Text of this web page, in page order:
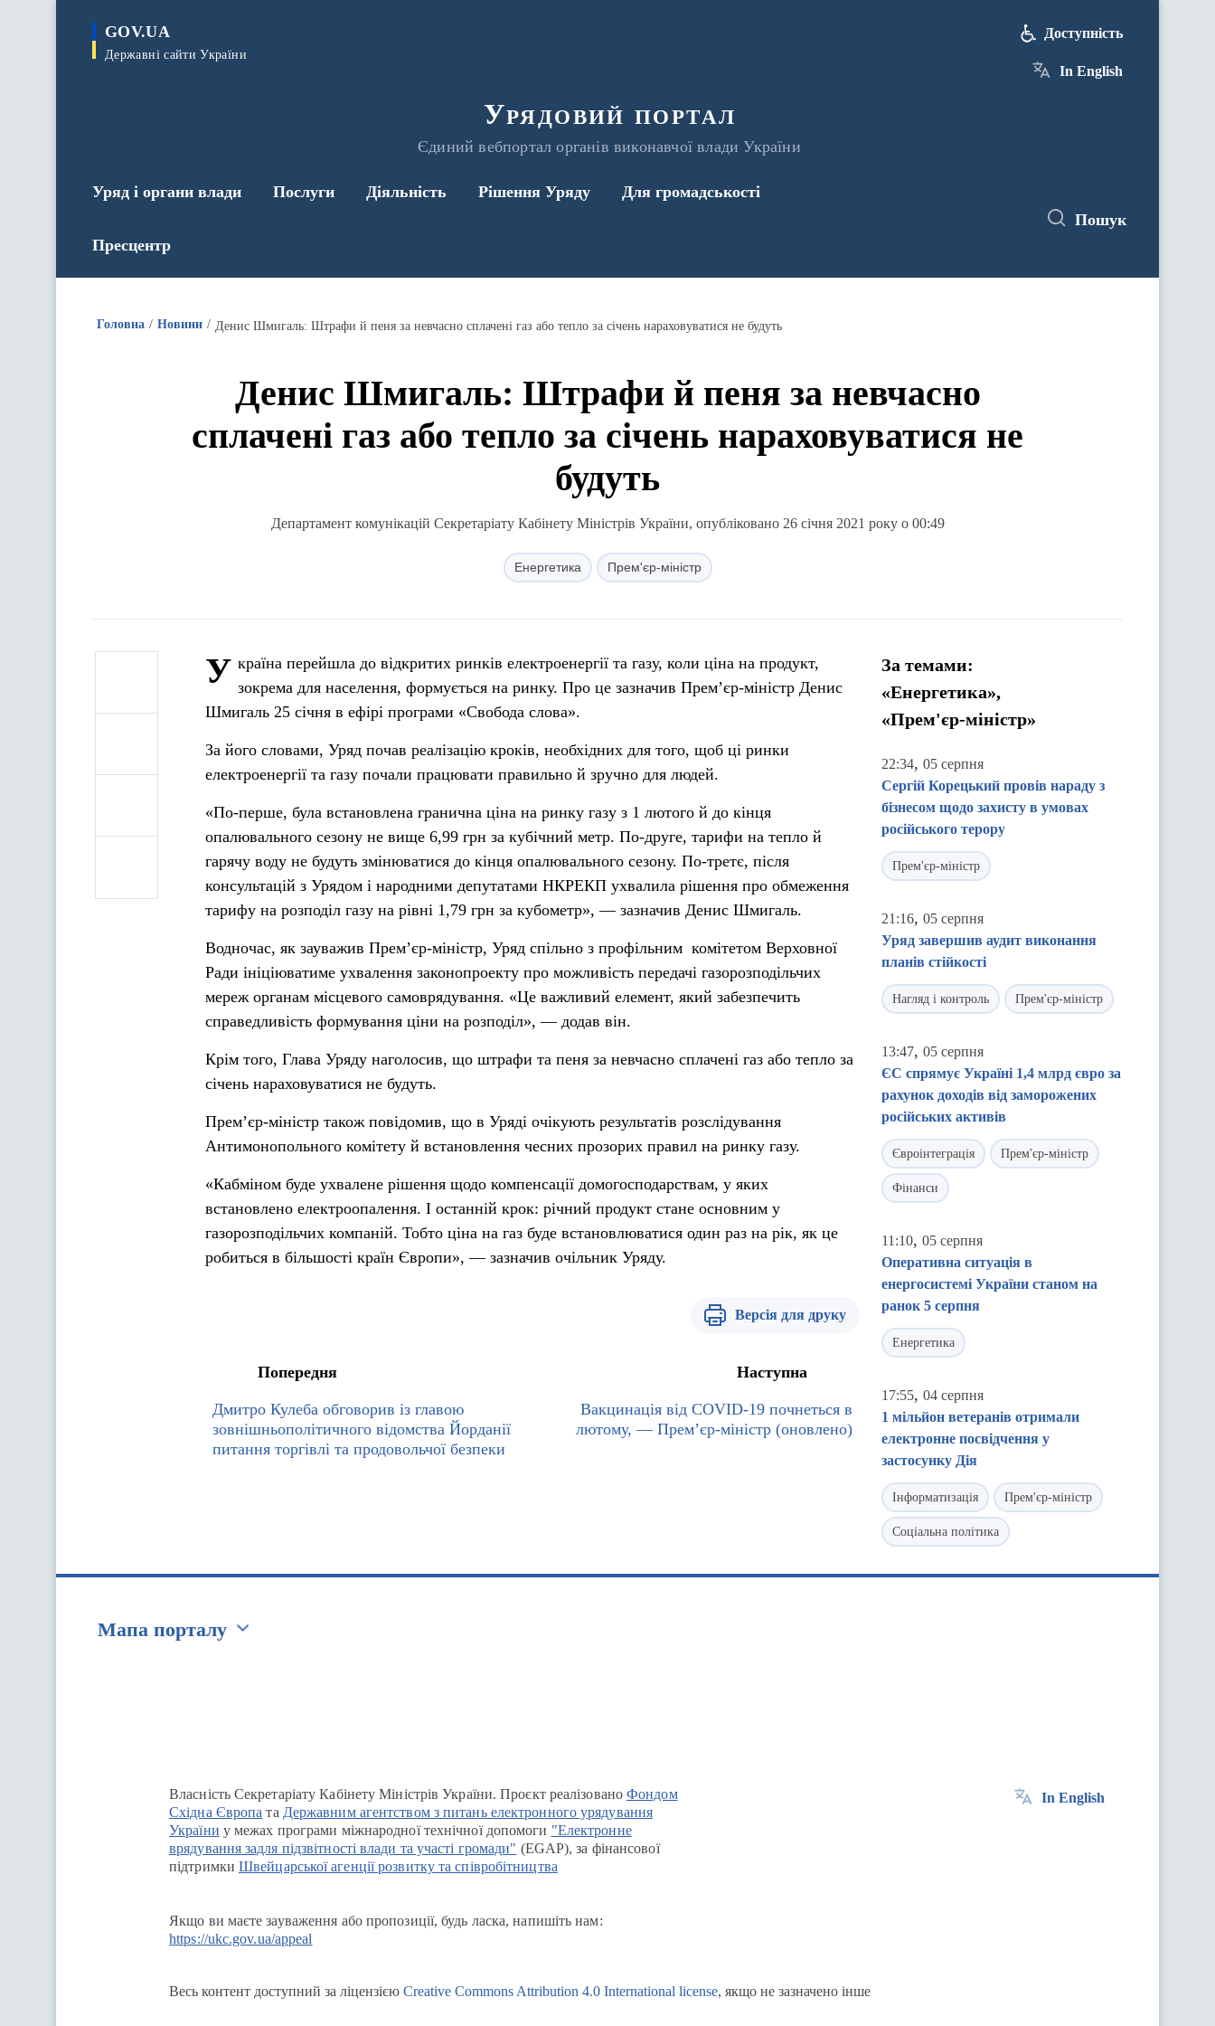
GOV.UA
Державні сайти України
Урядовий портал
Єдиний вебпортал органів виконавчої влади України
Доступність
In English
Уряд і органи влади Послуги Діяльність Рішення Уряду Для громадськості
Пресцентр
Пошук
Головна Новини Денис Шмигаль: Штрафи й пеня за невчасно сплачені газ або тепло за січень нараховуватися не будуть
Денис Шмигаль: Штрафи й пеня за невчасно
сплачені газ або тепло за січень нараховуватися не
будуть
Департамент комунікацій Секретаріату Кабінету Міністрів України, опубліковано 26 січня 2021 року о 00:49
Енергетика Прем'єр-міністр
У країна перейшла до відкритих ринків електроенергії та газу, коли ціна на продукт,
зокрема для населення, формується на ринку. Про це зазначив Прем’єр-міністр Денис
Шмигаль 25 січня в ефірі програми «Свобода слова».
За його словами, Уряд почав реалізацію кроків, необхідних для того, щоб ці ринки
електроенергії та газу почали працювати правильно й зручно для людей.
«По-перше, була встановлена гранична ціна на ринку газу з 1 лютого й до кінця
опалювального сезону не вище 6,99 грн за кубічний метр. По-друге, тарифи на тепло й
гарячу воду не будуть змінюватися до кінця опалювального сезону. По-третє, після
консультацій з Урядом і народними депутатами НКРЕКП ухвалила рішення про обмеження
тарифу на розподіл газу на рівні 1,79 грн за кубометр», — зазначив Денис Шмигаль.
Водночас, як зауважив Прем’єр-міністр, Уряд спільно з профільним комітетом Верховної
Ради ініціюватиме ухвалення законопроекту про можливість передачі газорозподільчих
мереж органам місцевого самоврядування. «Це важливий елемент, який забезпечить
справедливість формування ціни на розподіл», — додав він.
Крім того, Глава Уряду наголосив, що штрафи та пеня за невчасно сплачені газ або тепло за
січень нараховуватися не будуть.
Прем’єр-міністр також повідомив, що в Уряді очікують результатів розслідування
Антимонопольного комітету й встановлення чесних прозорих правил на ринку газу.
«Кабміном буде ухвалене рішення щодо компенсації домогосподарствам, у яких
встановлено електроопалення. І останній крок: річний продукт стане основним у
газорозподільчих компаній. Тобто ціна на газ буде встановлюватися один раз на рік, як це
робиться в більшості країн Європи», — зазначив очільник Уряду.
Версія для друку
Попередня
Дмитро Кулеба обговорив із главою
зовнішньополітичного відомства Йорданії
питання торгівлі та продовольчої безпеки
Наступна
Вакцинація від COVID-19 почнеться в
лютому, — Прем’єр-міністр (оновлено)
За темами:
«Енергетика»,
«Прем'єр-міністр»
22:34, 05 серпня
Сергій Корецький провів нараду з
бізнесом щодо захисту в умовах
російського терору
Прем'єр-міністр
21:16, 05 серпня
Уряд завершив аудит виконання
планів стійкості
Нагляд і контроль Прем'єр-міністр
13:47, 05 серпня
ЄС спрямує Україні 1,4 млрд євро за
рахунок доходів від заморожених
російських активів
Євроінтеграція Прем'єр-міністр
Фінанси
11:10, 05 серпня
Оперативна ситуація в
енергосистемі України станом на
ранок 5 серпня
Енергетика
17:55, 04 серпня
1 мільйон ветеранів отримали
електронне посвідчення у
застосунку Дія
Інформатизація Прем'єр-міністр
Соціальна політика
Мапа порталу
Власність Секретаріату Кабінету Міністрів України. Проєкт реалізованоФондом
Східна Європа та Державним агентством з питань електронного урядування
України у межах програми міжнародної технічної допомоги "Електронне
врядування задля підзвітності влади та участі громади" (EGAP), за фінансової
підтримки Швейцарської агенції розвитку та співробітництва
Якщо ви маєте зауваження або пропозиції, будь ласка, напишіть нам:
https://ukc.gov.ua/appeal
In English
Весь контент доступний за ліцензією Creative Commons Attribution 4.0 International license, якщо не зазначено інше